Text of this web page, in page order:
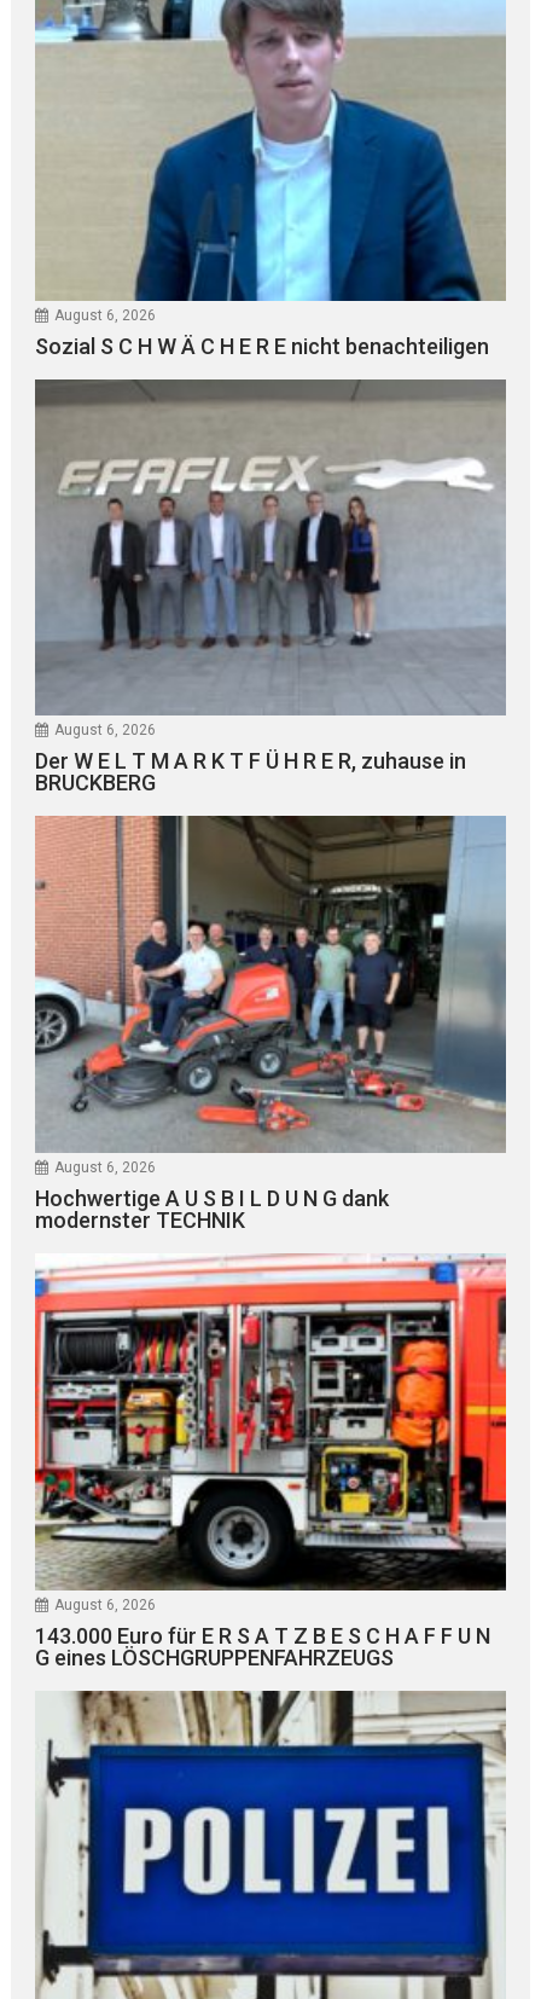
August 6, 2026
Sozial S C H W Ä C H E R E nicht benachteiligen
August 6, 2026
Der W E L T M A R K T F Ü H R E R, zuhause in
BRUCKBERG
August 6, 2026
Hochwertige A U S B I L D U N G dank
modernster TECHNIK
August 6, 2026
143.000 Euro für E R S A T Z B E S C H A F F U N
G eines LÖSCHGRUPPENFAHRZEUGS